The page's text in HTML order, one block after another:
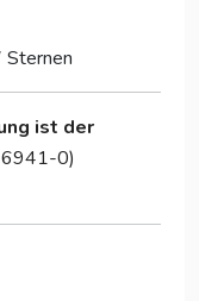
Sternen
ist der
0)